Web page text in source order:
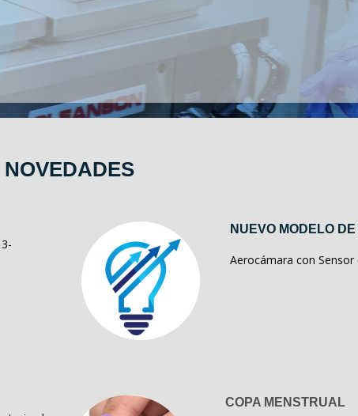
NOVEDADES
NUEVO MODELO
Aerocámara con Sensor
COPA MENSTRUAL